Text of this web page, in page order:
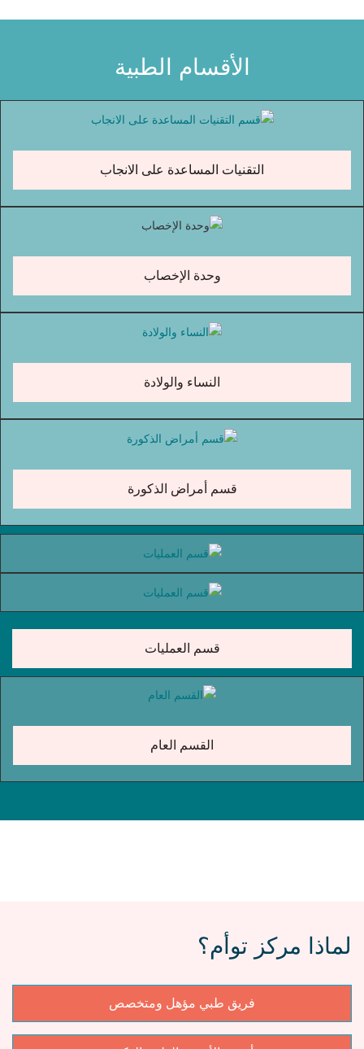
الأقسام الطبية
التقنيات المساعدة على الانجاب
وحدة الإخصاب
النساء والولادة
قسم أمراض الذكورة
قسم العمليات
القسم العام
لماذا مركز توأم؟
فريق طبي مؤهل ومتخصص